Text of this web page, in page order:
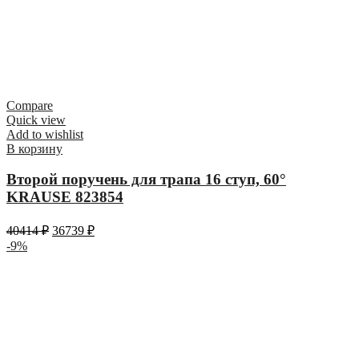
Compare
Quick view
Add to wishlist
В корзину
Второй поручень для трапа 16 ступ, 60°
KRAUSE 823854
40414₽ 36739 ₽
-9%